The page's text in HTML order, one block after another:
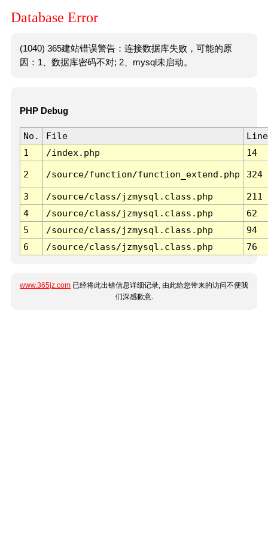
Database Error
(1040) 365建站错误警告：连接数据库失败，可能的原
因：1、数据库密码不对; 2、mysql未启动。
PHP Debug
No. File
Line
1
/index.php 14
2 /source/function/function_extend.php 324
3 /source/class/jzmysql.class.php
211
4
/source/class/jzmysql.class.php
62
5
/source/class/jzmysql.class.php
94
6
/source/class/jzmysql.class.php 76
www.365jz.com 已经将此出错信息详细记录, 由此给您带来的访问不便我
们深感歉意.